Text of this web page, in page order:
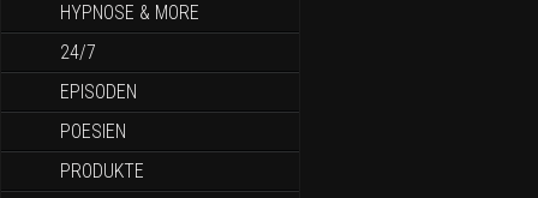
HYPNOSE & MORE
24/7
EPISODEN
POESIEN
PRODUKTE